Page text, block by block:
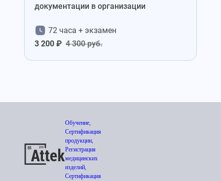
документации в организации
72 часа + экзамен
3 200 ₽ 4 300 руб.
Обучение,
Сертификация
продукции,
Регистрация
медицинских
изделий,
Сертификация